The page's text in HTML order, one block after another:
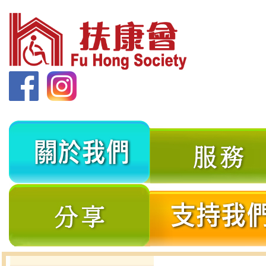
關
我
分